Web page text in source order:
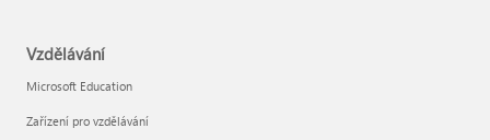
Vzdělávání
Microsoft Education
Zařízení pro vzdělávání